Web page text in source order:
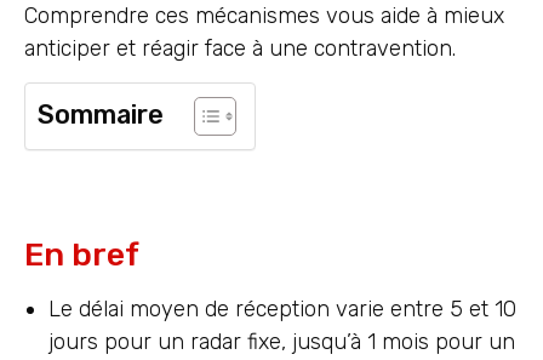
Comprendre ces mécanismes vous aide à mieux
anticiper et réagir face à une contravention.
Sommaire
En bref
Le délai moyen de réception varie entre 5 et 10
jours pour un radar fixe, jusqu’à 1 mois pour un